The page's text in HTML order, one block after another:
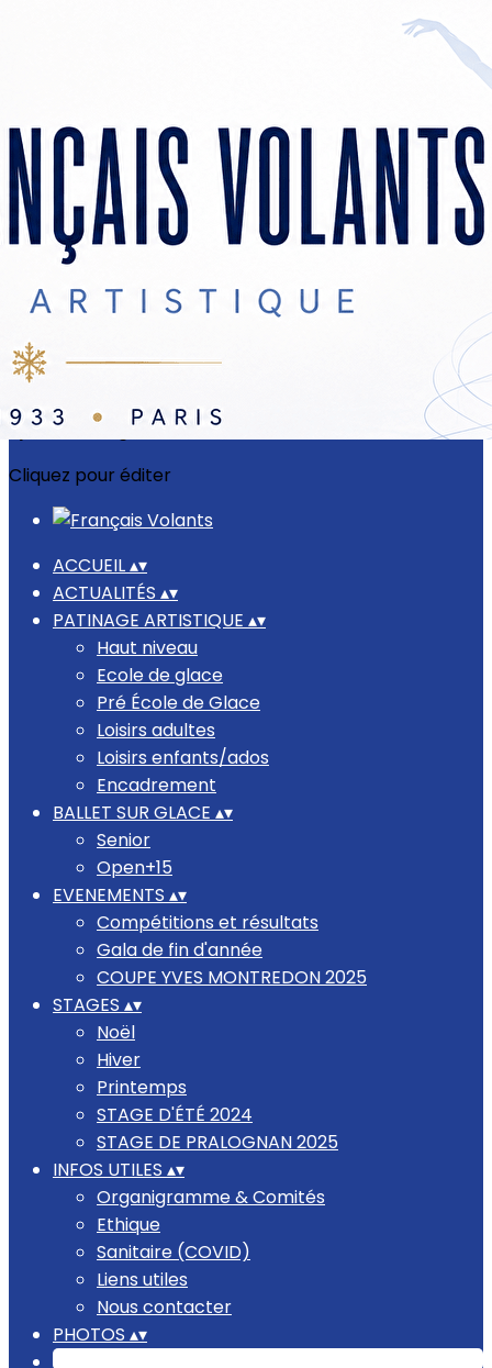
?>
Images de la page d'accueil
Cliquez pour éditer
Ajoutez un logo, un bouton, des réseaux sociaux
Cliquez pour éditer
ACCUEIL▴▾
ACTUALITÉS ▴▾
PATINAGE ARTISTIQUE ▴▾
Haut niveau
Ecole de glace
Pré École de Glace
Loisirs adultes
Loisirs enfants/ados
Encadrement
BALLET SUR GLACE ▴▾
Senior
Open+15
EVENEMENTS ▴▾
Compétitions et résultats
Gala de fin d'année
COUPE YVES MONTREDON 2025
STAGES ▴▾
Noël
Hiver
Printemps
STAGE D'ÉTÉ 2024
STAGE DE PRALOGNAN 2025
INFOS UTILES ▴▾
Organigramme & Comités
Ethique
Sanitaire (COVID)
Liens utiles
Nous contacter
PHOTOS ▴▾